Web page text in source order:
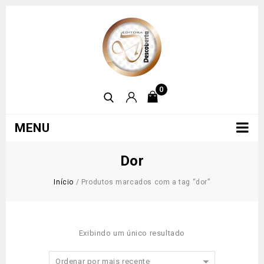
0
MENU
Dor
Início / Produtos marcados com a tag “dor”
Exibindo um único resultado
Ordenar por mais recente